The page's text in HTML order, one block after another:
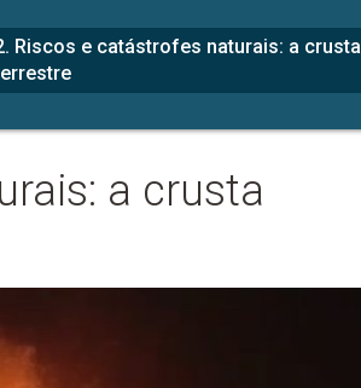
Riscos e catástrofes naturais: a crusta
a crusta